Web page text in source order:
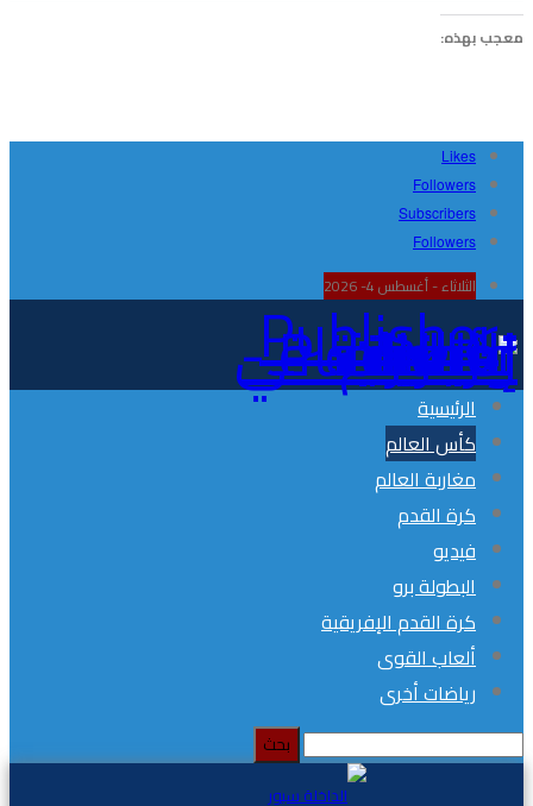
معجب بهذه:
Likes
Followers
Subscribers
Followers
الثلاثاء - أغسطس 4- 2026
Publisher - تغطية إخبارية لكافة الأحداث الرياضية في المغرب والعالم.
الرئيسية
كأس العالم
مغاربة العالم
كرة القدم
فيديو
البطولة برو
كرة القدم الإفريقية
ألعاب القوى
رياضات أخرى